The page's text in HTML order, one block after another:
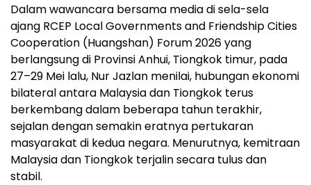
Dalam wawancara bersama media di sela-sela
ajang RCEP Local Governments and Friendship Cities
Cooperation (Huangshan) Forum 2026 yang
berlangsung di Provinsi Anhui, Tiongkok timur, pada
27–29 Mei lalu, Nur Jazlan menilai, hubungan ekonomi
bilateral antara Malaysia dan Tiongkok terus
berkembang dalam beberapa tahun terakhir,
sejalan dengan semakin eratnya pertukaran
masyarakat di kedua negara. Menurutnya, kemitraan
Malaysia dan Tiongkok terjalin secara tulus dan
stabil.